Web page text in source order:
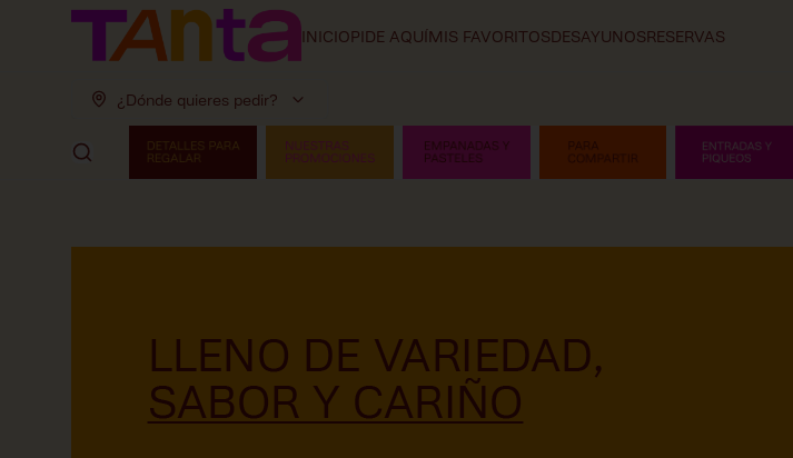
INICIOPIDE AQUÍMIS FAVORITOSDESAYUNOSRESERVAS
¿Dónde quieres pedir?